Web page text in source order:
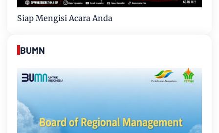
Siap Mengisi Acara Anda
BUMN